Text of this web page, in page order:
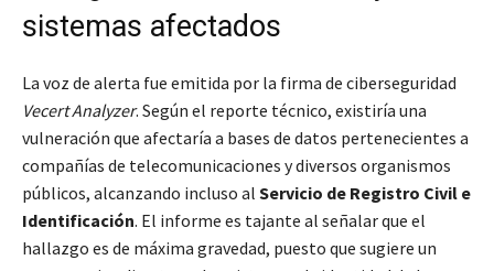
sistemas afectados
La voz de alerta fue emitida por la firma de ciberseguridad
Vecert Analyzer. Según el reporte técnico, existiría una
vulneración que afectaría a bases de datos pertenecientes a
compañías de telecomunicaciones y diversos organismos
públicos, alcanzando incluso al Servicio de Registro Civil e
Identificación. El informe es tajante al señalar que el
hallazgo es de máxima gravedad, puesto que sugiere un